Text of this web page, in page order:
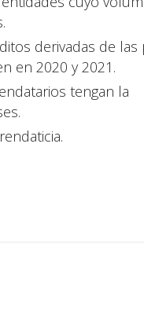
derivadas de las
en 2020 y 2021.
tengan la